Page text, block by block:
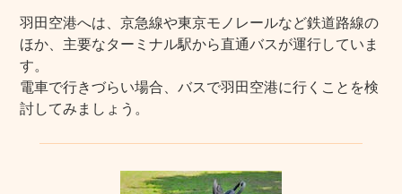
羽田空港へは、京急線や東京モノレールなど鉄道路線の
ほか、主要なターミナル駅から直通バスが運行していま
す。
電車で行きづらい場合、バスで羽田空港に行くことを検
討してみましょう。